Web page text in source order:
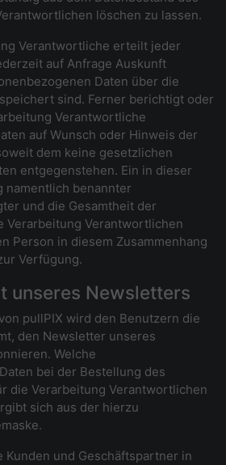
löschen zu lassen.
Verantwortliche erteilt jeder
auf Anfrage Auskunft
Daten über die
sind. Ferner berichtigt oder
Verantwortliche
auf Wunsch oder Hinweis der
dem keine gesetzlichen
entgegenstehen. Ein in dieser
namentlich benannter
und die Gesamtheit der
Verarbeitung Verantwortlichen
Person in diesem Zusammenhang
Verfügung.
unseres Newsletters
pullPIX wird den Benutzern die
den Newsletter unseres
Welche
bei der Bestellung des
die Verarbeitung Verantwortlichen
sich aus der hierzu
und Geschäftspartner in